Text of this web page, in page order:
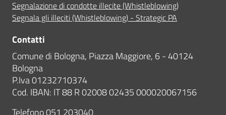
Segnalazione di condotte illecite (Whistleblowing)
Segnala gli illeciti (Whistleblowing) - Strategic PA
Contatti
Comune di Bologna, Piazza Maggiore, 6 - 40124
Bologna
P.Iva 01232710374
Cod. IBAN: IT 88 R 02008 02435 000020067156